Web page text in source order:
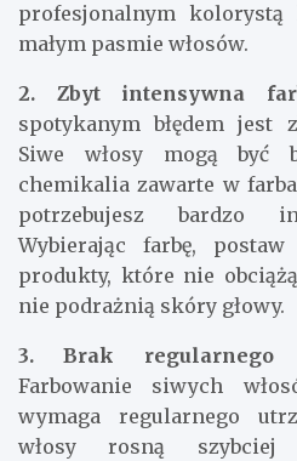
profesjonalnym
małym pasmie włosów.
2. Zbyt intensywna
spotykanym błędem jest
Siwe włosy mogą być
chemikalia zawarte w
potrzebujesz bardzo
Wybierając farbę,
produkty, które nie
nie podrażnią skóry głowy.
3. Brak regularnego
Farbowanie siwych
wymaga regularnego
włosy rosną